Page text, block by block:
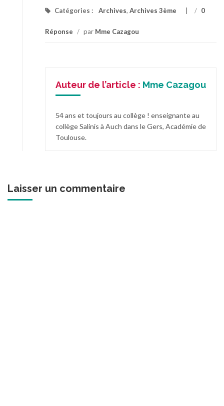
Catégories : Archives, Archives 3ème / 0
Réponse / par Mme Cazagou
Auteur de l’article : Mme Cazagou
54 ans et toujours au collège ! enseignante au
collège Salinis à Auch dans le Gers, Académie de
Toulouse.
Laisser un commentaire